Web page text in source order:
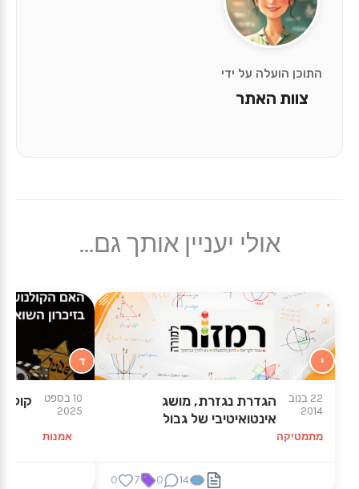
התוכן הועלה על ידי
צוות האתר
אולי יעניין אותך גם...
י
22 בנוב
2014
מתמטיקה
הגדרת נגזרת, מושג
אינטואיטיבי של גבול
14
0
7
0
ד
10 בספט
2025
אמנות